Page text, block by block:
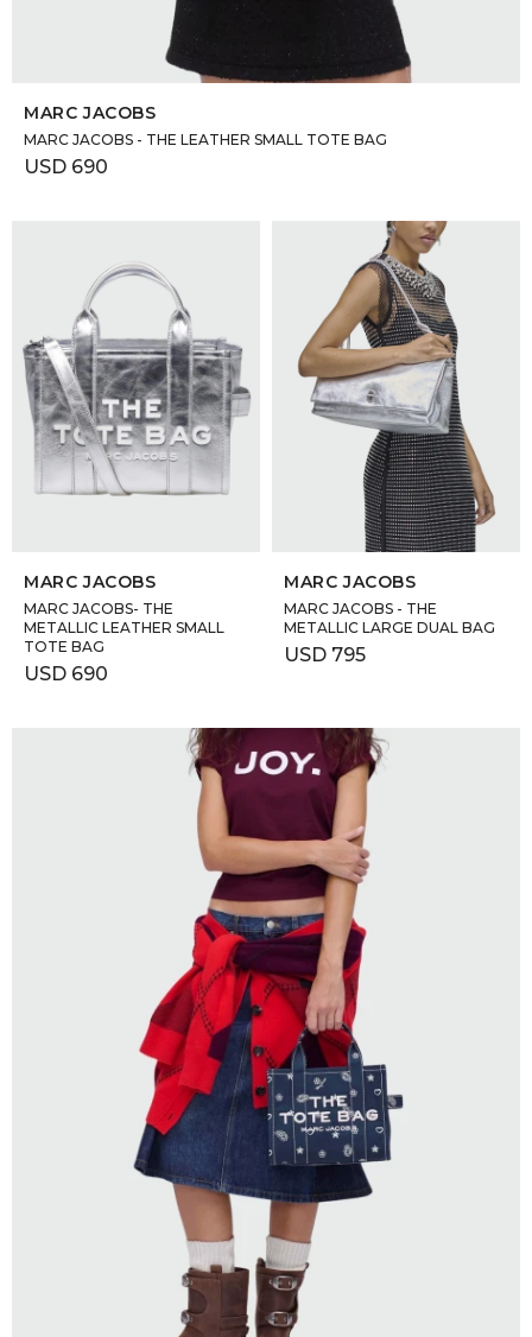
SELECCIONAR TALLE
MARC JACOBS
MARC JACOBS - THE LEATHER SMALL TOTE BAG
USD 690
MARC JACOBS
MARC JACOBS- THE
METALLIC LEATHER SMALL
TOTE BAG
USD 690
SELECCIONAR TALLE
MARC JACOBS
MARC JACOBS - THE
METALLIC LARGE DUAL BAG
USD 795